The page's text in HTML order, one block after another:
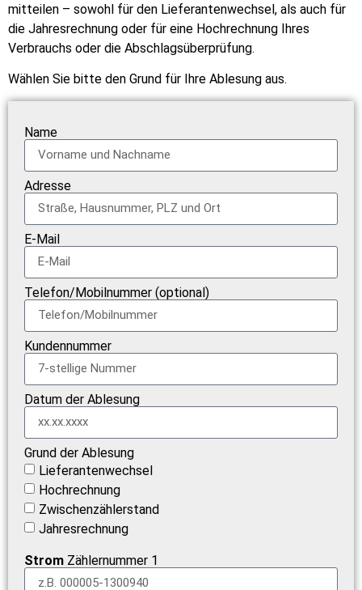
mitteilen – sowohl für den Lieferantenwechsel, als auch für
die Jahresrechnung oder für eine Hochrechnung Ihres
Verbrauchs oder die Abschlagsüberprüfung.
Wählen Sie bitte den Grund für Ihre Ablesung aus.
Name
Adresse
E-Mail
Telefon/Mobilnummer (optional)
Kundennummer
Datum der Ablesung
Grund der Ablesung
Lieferantenwechsel
Hochrechnung
Zwischenzählerstand
Jahresrechnung
Strom Zählernummer 1